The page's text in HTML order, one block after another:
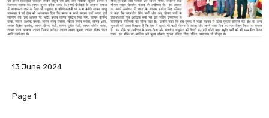
13 June 2024
Page 1